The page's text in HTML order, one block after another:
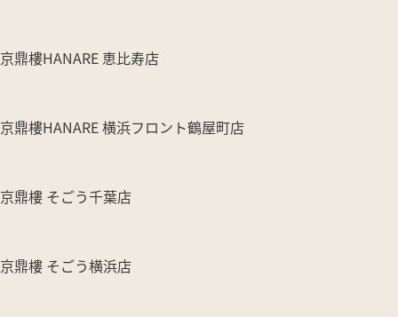
京鼎樓HANARE 恵比寿店
京鼎樓HANARE 横浜フロント鶴屋町店
京鼎樓 そごう千葉店
京鼎樓 そごう横浜店